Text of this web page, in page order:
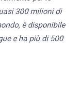
300 milioni di
è disponibile
e ha più di 500